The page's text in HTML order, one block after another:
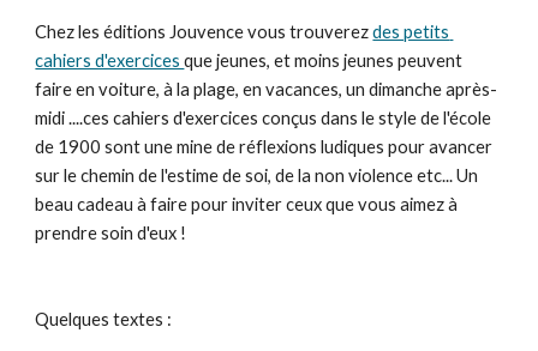
Chez les éditions Jouvence vous trouverez des petits
cahiers d'exercices que jeunes, et moins jeunes peuvent
faire en voiture, à la plage, en vacances, un dimanche après-
midi ....ces cahiers d'exercices conçus dans le style de l'école
de 1900 sont une mine de réflexions ludiques pour avancer
sur le chemin de l'estime de soi, de la non violence etc... Un
beau cadeau à faire pour inviter ceux que vous aimez à
prendre soin d'eux !
Quelques textes :